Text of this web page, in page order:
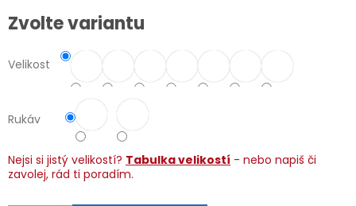
Měrná
cena:
Zvolte variantu
Velikost
Rukáv
Nejsi si jistý velikostí? Tabulka velikostí - nebo napiš či
zavolej, rád ti poradím.